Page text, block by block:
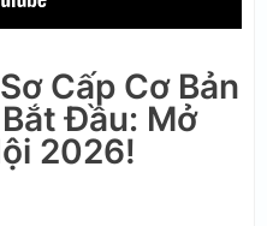
Cấp Cơ Bản
Đầu: Mở
2026!